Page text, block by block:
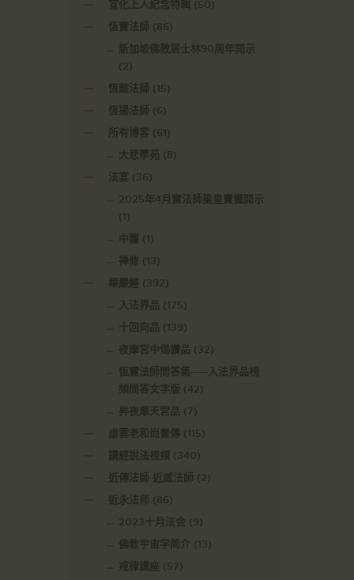
宣化上人紀念特輯 (50)
恆實法師 (86)
新加坡佛教居士林90周年開示
(2)
恆懿法師 (15)
恆揚法師 (6)
所有博客 (61)
大悲學苑 (8)
法宴 (36)
2025年4月實法師梁皇寶懺開示
(1)
中醫 (1)
禅修 (13)
華嚴經 (392)
入法界品 (175)
十回向品 (139)
夜摩宮中偈讚品 (32)
恆實法師問答集——入法界品視
頻問答文字版 (42)
昇夜摩天宮品 (7)
虛雲老和尚畫傳 (115)
講經說法視頻
(340)
近傳法師 近威法師 (2)
近永法师 (86)
2023十月法会 (9)
佛教宇宙学简介 (13)
戒律講座 (57)